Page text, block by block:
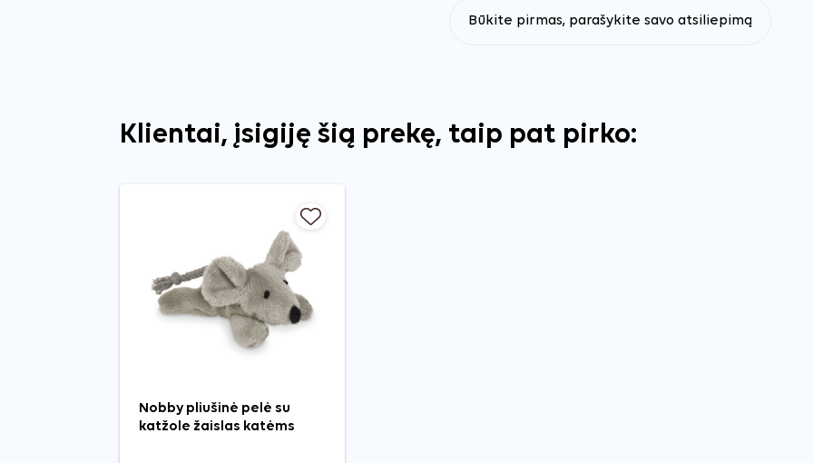
Būkite pirmas, parašykite savo atsiliepimą
Klientai, įsigiję šią prekę, taip pat pirko:
Nobby pliušinė pelė su
katžole žaislas katėms